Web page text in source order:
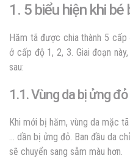
1. 5 biểu hiện khi bé
Hăm tã được chia thành 5 cấp
ở cấp độ 1, 2, 3. Giai đoạn
sau:
1.1. Vùng da bị ửng đỏ
Khi mới bị hăm, vùng da mặc
… dần bị ửng đỏ. Ban đầu da
sẽ chuyển sang sẫm màu hơn.